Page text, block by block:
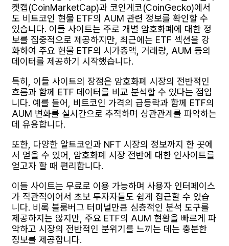
켓캡(CoinMarketCap)과 코인게코(CoinGecko)에서
도 비트코인 현물 ETF의 AUM 관련 정보를 확인할 수
있습니다. 이들 사이트는 주로 개별 암호화폐에 대한 정
보를 집중적으로 제공하지만, 최근에는 ETF 섹션을 강
화하여 주요 현물 ETF의 시가총액, 거래량, AUM 등의
데이터를 제공하기 시작했습니다.
특히, 이들 사이트의 장점은 암호화폐 시장의 전반적인
흐름과 함께 ETF 데이터를 비교 분석할 수 있다는 점입
니다. 예를 들어, 비트코인 가격의 급등락과 함께 ETF의
AUM 변화를 실시간으로 추적하며 상관관계를 파악하는
데 유용합니다.
또한, 다양한 알트코인과 NFT 시장의 정보까지 한 곳에
서 얻을 수 있어, 암호화폐 시장 전반에 대한 인사이트를
얻고자 할 때 편리합니다.
이들 사이트는 무료로 이용 가능하며 사용자 인터페이스
가 직관적이어서 초보 투자자들도 쉽게 접근할 수 있습
니다. 비록 블룸버그 터미널만큼 심층적인 분석 도구를
제공하지는 않지만, 주요 ETF의 AUM 현황을 빠르게 파
악하고 시장의 전반적인 분위기를 느끼는 데는 충분한
정보를 제공합니다.